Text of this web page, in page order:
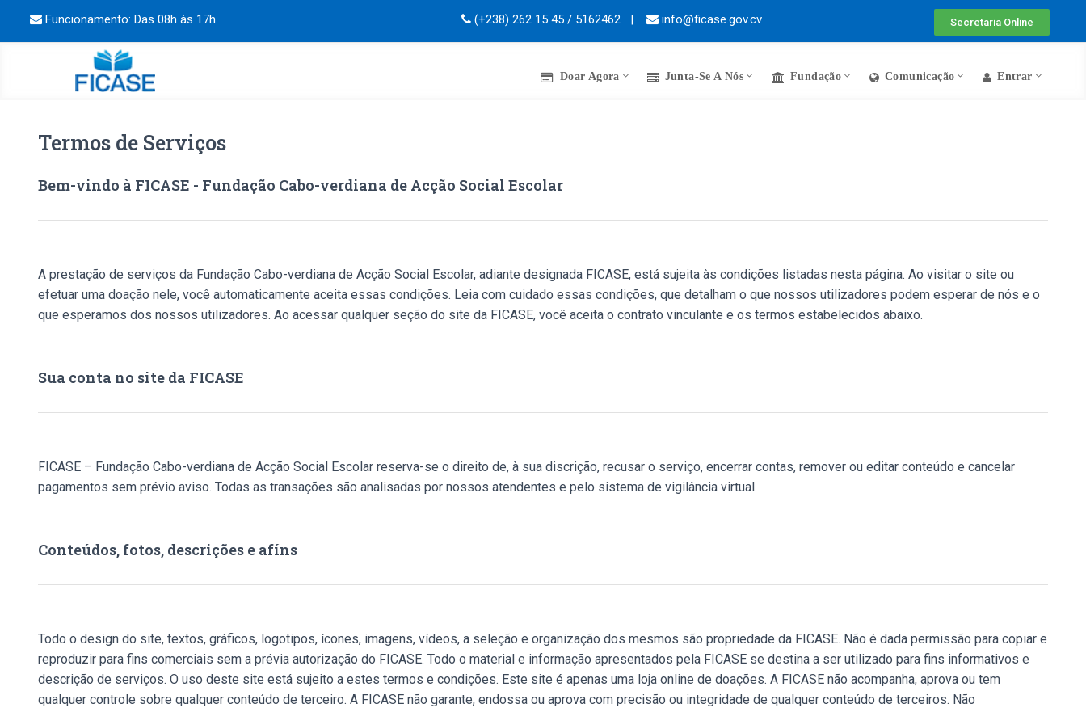
Funcionamento: Das 08h às 17h (+238) 262 15 45 / 5162462 | info@ficase.gov.cv Secretaria Online
Doar Agora Junta-Se A Nós Fundação Comunicação Entrar
Termos de Serviços
Bem-vindo à FICASE - Fundação Cabo-verdiana de Acção Social Escolar
A prestação de serviços da Fundação Cabo-verdiana de Acção Social Escolar, adiante designada FICASE, está sujeita às condições listadas nesta página. Ao visitar o site ou
efetuar uma doação nele, você automaticamente aceita essas condições. Leia com cuidado essas condições, que detalham o que nossos utilizadores podem esperar de nós e o
que esperamos dos nossos utilizadores. Ao acessar qualquer seção do site da FICASE, você aceita o contrato vinculante e os termos estabelecidos abaixo.
Sua conta no site da FICASE
FICASE – Fundação Cabo-verdiana de Acção Social Escolar reserva-se o direito de, à sua discrição, recusar o serviço, encerrar contas, remover ou editar conteúdo e cancelar
pagamentos sem prévio aviso. Todas as transações são analisadas por nossos atendentes e pelo sistema de vigilância virtual.
Conteúdos, fotos, descrições e afíns
Todo o design do site, textos, gráficos, logotipos, ícones, imagens, vídeos, a seleção e organização dos mesmos são propriedade da FICASE. Não é dada permissão para copiar e
reproduzir para fins comerciais sem a prévia autorização do FICASE. Todo o material e informação apresentados pela FICASE se destina a ser utilizado para fins informativos e
descrição de serviços. O uso deste site está sujeito a estes termos e condições. Este site é apenas uma loja online de doações. A FICASE não acompanha, aprova ou tem
qualquer controle sobre qualquer conteúdo de terceiro. A FICASE não garante, endossa ou aprova com precisão ou integridade de qualquer conteúdo de terceiros. Não